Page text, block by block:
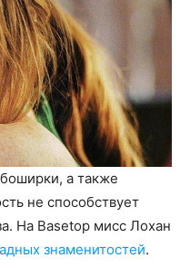
а также
не способствует
На Basetop мисс Лохан
знаменитостей.